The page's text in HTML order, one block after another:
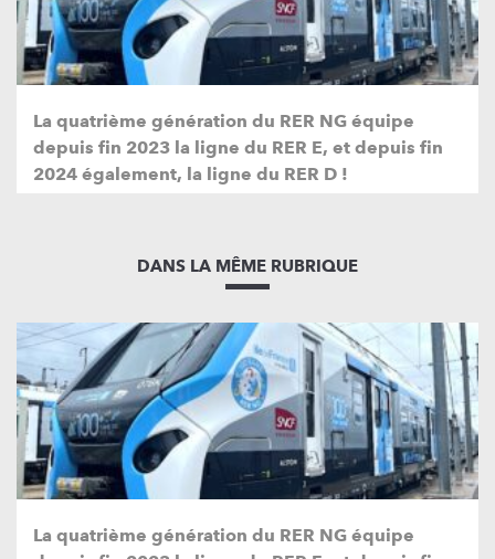
La quatrième génération du RER NG équipe
depuis fin 2023 la ligne du RER E, et depuis fin
2024 également, la ligne du RER D !
DANS LA MÊME RUBRIQUE
La quatrième génération du RER NG équipe